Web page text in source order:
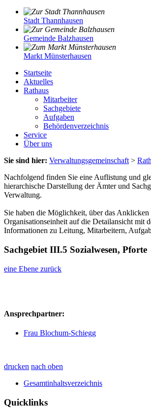
Stadt Thannhausen
Gemeinde Balzhausen
Markt Münsterhausen
Startseite
Aktuelles
Rathaus
Mitarbeiter
Sachgebiete
Aufgaben
Behördenverzeichnis
Service
Über uns
Sie sind hier: Verwaltungsgemeinschaft >
Nachfolgend finden Sie eine Auflistung und
hierarchische Darstellung der Ämter und
Verwaltung.
Sie haben die Möglichkeit, über das
Organisationseinheit auf die Detailansicht mit
Informationen zu Leitung, Mitarbeitern,
Sachgebiet III.5 Sozialwesen, Pforte
eine Ebene zurück
Ansprechpartner:
Frau Blochum-Schiegg
drucken nach oben
Gesamtinhaltsverzeichnis
Quicklinks